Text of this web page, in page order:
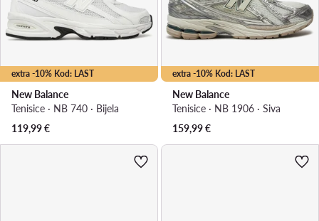
extra -10% Kod: LAST
New Balance
Tenisice · NB 740 · Bijela
119,99€
extra -10% Kod: LAST
New Balance
Tenisice · NB 1906 · Siva
159,99€